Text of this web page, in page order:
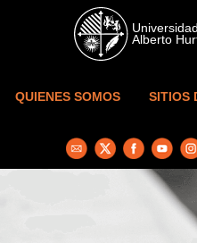
Skip to main content
QUIENES SOMOS SITIOS